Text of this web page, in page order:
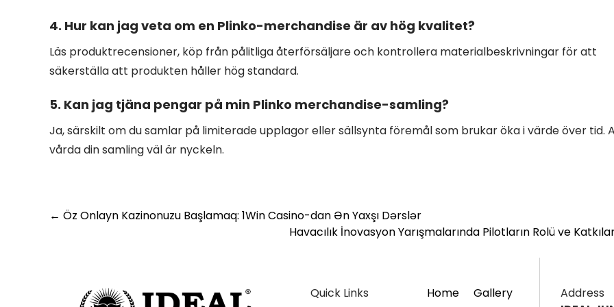
4. Hur kan jag veta om en Plinko-merchandise är av hög kvalitet?
Läs produktrecensioner, köp från pålitliga återförsäljare och kontrollera materialbeskrivningar för att
säkerställa att produkten håller hög standard.
5. Kan jag tjäna pengar på min Plinko merchandise-samling?
Ja, särskilt om du samlar på limiterade upplagor eller sällsynta föremål som brukar öka i värde över tid.
vårda din samling väl är nyckeln.
← Öz Onlayn Kazinonuzu Başlamaq: 1Win Casino-dan Ən Yaxşı Dərslər
Havacılık İnovasyon Yarışmalarında Pilotların Rolü ve
Quick Links Home Gallery
Address